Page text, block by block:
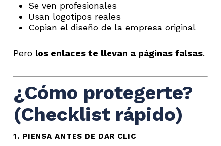
Se ven profesionales
Usan logotipos reales
Copian el diseño de la empresa original
Pero los enlaces te llevan a páginas falsas.
¿Cómo protegerte?
(Checklist rápido)
1. PIENSA ANTES DE DAR CLIC